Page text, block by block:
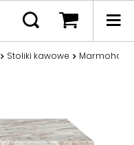
Stoliki kawowe Marmoholz